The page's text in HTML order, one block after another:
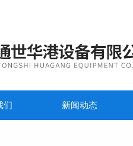
们 新闻动态